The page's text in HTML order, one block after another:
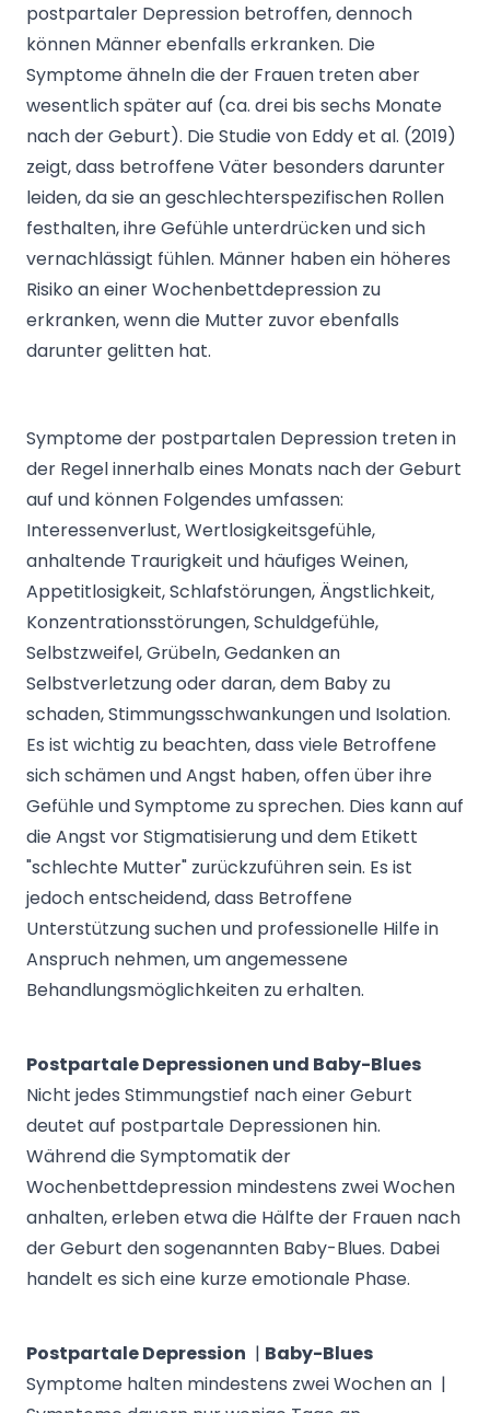
postpartaler Depression betroffen, dennoch
können Männer ebenfalls erkranken. Die
Symptome ähneln die der Frauen treten aber
wesentlich später auf (ca. drei bis sechs Monate
nach der Geburt). Die Studie von Eddy et al. (2019)
zeigt, dass betroffene Väter besonders darunter
leiden, da sie an geschlechterspezifischen Rollen
festhalten, ihre Gefühle unterdrücken und sich
vernachlässigt fühlen. Männer haben ein höheres
Risiko an einer Wochenbettdepression zu
erkranken, wenn die Mutter zuvor ebenfalls
darunter gelitten hat.
Symptome der postpartalen Depression treten in
der Regel innerhalb eines Monats nach der Geburt
auf und können Folgendes umfassen:
Interessenverlust, Wertlosigkeitsgefühle,
anhaltende Traurigkeit und häufiges Weinen,
Appetitlosigkeit, Schlafstörungen, Ängstlichkeit,
Konzentrationsstörungen, Schuldgefühle,
Selbstzweifel, Grübeln, Gedanken an
Selbstverletzung oder daran, dem Baby zu
schaden, Stimmungsschwankungen und Isolation.
Es ist wichtig zu beachten, dass viele Betroffene
sich schämen und Angst haben, offen über ihre
Gefühle und Symptome zu sprechen. Dies kann auf
die Angst vor Stigmatisierung und dem Etikett
"schlechte Mutter" zurückzuführen sein. Es ist
jedoch entscheidend, dass Betroffene
Unterstützung suchen und professionelle Hilfe in
Anspruch nehmen, um angemessene
Behandlungsmöglichkeiten zu erhalten.
Postpartale Depressionen und Baby-Blues
Nicht jedes Stimmungstief nach einer Geburt
deutet auf postpartale Depressionen hin.
Während die Symptomatik der
Wochenbettdepression mindestens zwei Wochen
anhalten, erleben etwa die Hälfte der Frauen nach
der Geburt den sogenannten Baby-Blues. Dabei
handelt es sich eine kurze emotionale Phase.
Postpartale Depression | Baby-Blues
Symptome halten mindestens zwei Wochen an |